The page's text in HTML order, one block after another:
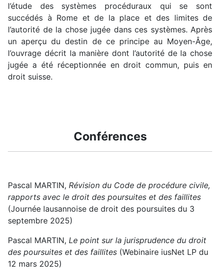
l’étude des systèmes procéduraux qui se sont
succédés à Rome et de la place et des limites de
l’autorité de la chose jugée dans ces systèmes. Après
un aperçu du destin de ce principe au Moyen-Âge,
l’ouvrage décrit la manière dont l’autorité de la chose
jugée a été réceptionnée en droit commun, puis en
droit suisse.
Conférences
Pascal MARTIN, Révision du Code de procédure civile,
rapports avec le droit des poursuites et des faillites
(Journée lausannoise de droit des poursuites du 3
septembre 2025)
Pascal MARTIN, Le point sur la jurisprudence du droit
des poursuites et des faillites (Webinaire iusNet LP du
12 mars 2025)